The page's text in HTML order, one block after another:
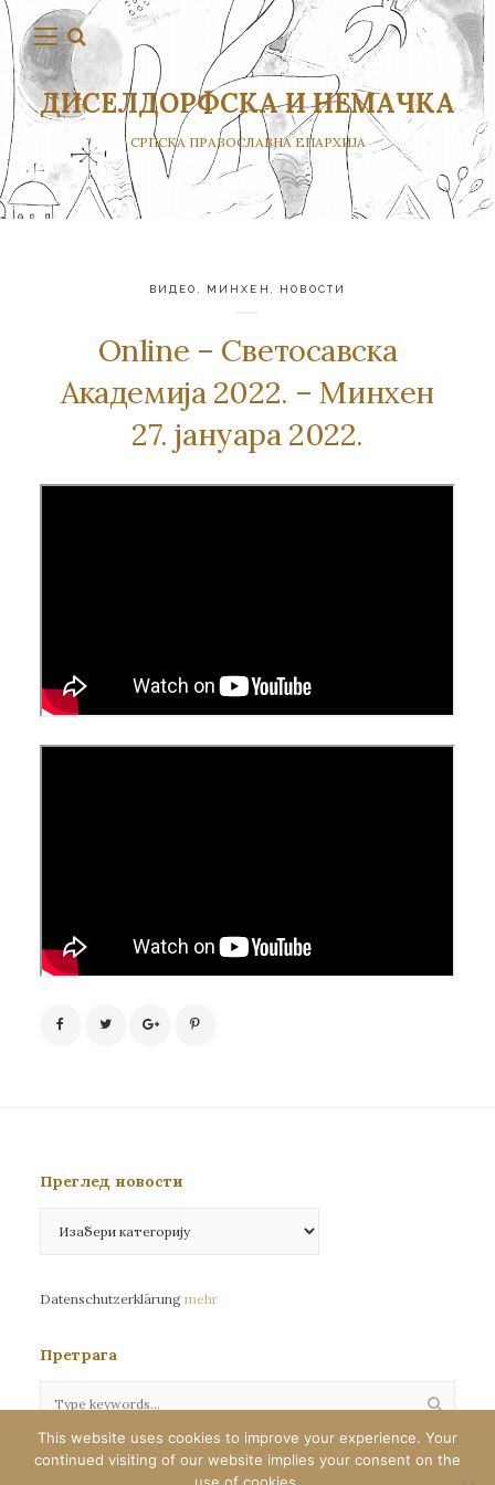
ДИСЕЛДОРФСКА И НЕМАЧКА
СРПСКА ПРАВОСЛАВНА ЕПАРХИЈА
ВИДЕО МИНХЕН НОВОСТИ
Online – Светосавска
Академија 2022. – Минхен
27. јануара 2022.
Преглед новости
новости
Datenschutzerklärung mehr
Претрага
Сва права задржана©eparhija-nemacka.com
This website uses cookies to improve your experience. Your
continued visiting of our website implies your consent on the